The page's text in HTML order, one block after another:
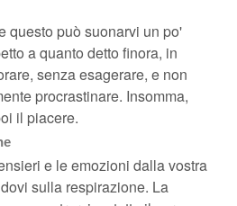
questo può suonarvi un po'
a quanto detto finora, in
senza esagerare, e non
procrastinare. Insomma,
il piacere.
e le emozioni dalla vostra
sulla respirazione. La